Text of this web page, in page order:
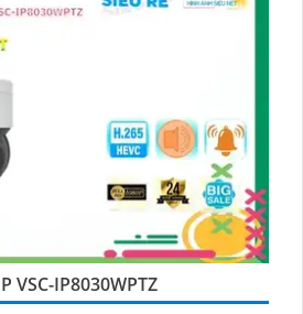
VSC-IP8030WPTZ